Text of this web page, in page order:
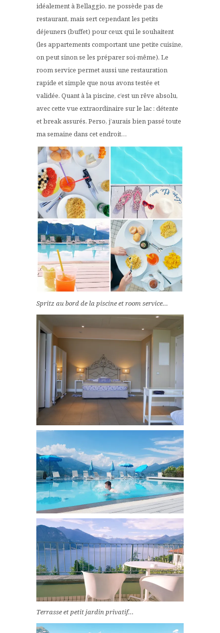
idéalement à Bellaggio, ne possède pas de
restaurant, mais sert cependant les petits
déjeuners (buffet) pour ceux qui le souhaitent
(les appartements comportant une petite cuisine,
on peut sinon se les préparer soi-même). Le
room service permet aussi une restauration
rapide et simple que nous avons testée et
validée. Quant à la piscine, c’est un rêve absolu,
avec cette vue extraordinaire sur le lac : détente
et break assurés. Perso, j’aurais bien passé toute
ma semaine dans cet endroit…
Spritz au bord de la piscine et room service…
Terrasse et petit jardin privatif…